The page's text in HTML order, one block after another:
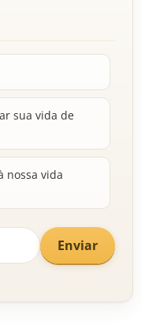
sua vida de
nossa vida
Enviar